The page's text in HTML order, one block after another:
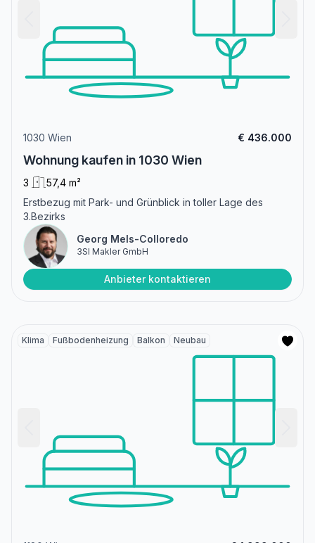
1030 Wien € 436.000
Wohnung kaufen in 1030 Wien
3
57,4 m²
Erstbezug mit Park- und Grünblick in toller Lage des
3.Bezirks
Georg Mels-Colloredo
3SI Makler GmbH
Anbieter kontaktieren
Klima Fußbodenheizung Balkon Neubau